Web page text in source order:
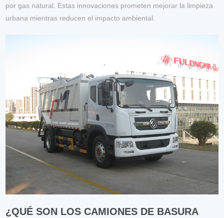
por gas natural. Estas innovaciones prometen mejorar la limpieza
urbana mientras reducen el impacto ambiental.
¿QUÉ SON LOS CAMIONES DE BASURA